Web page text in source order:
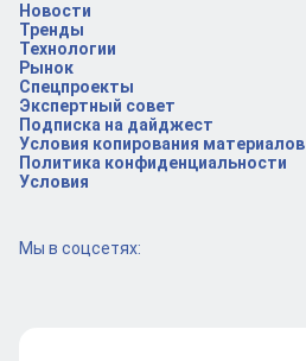
Новости
Тренды
Технологии
Рынок
Спецпроекты
Экспертный совет
Подписка на дайджест
Условия копирования материалов
Политика конфиденциальности
Условия
Мы в соцсетях: